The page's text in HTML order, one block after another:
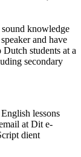
knowledge
and have
students at a
secondary
lessons
at Dit e-
dient